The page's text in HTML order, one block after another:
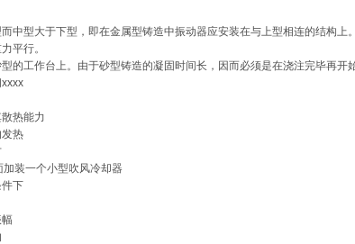
中型大于下型，即在金属型铸造中振动器应安装在与上型相连的结构上。
平行。
的工作台上。由于砂型铸造的凝固时间长，因而必须是在浇注完毕再开
xxxx
热能力
热
装一个小型吹风冷却器
下
幅